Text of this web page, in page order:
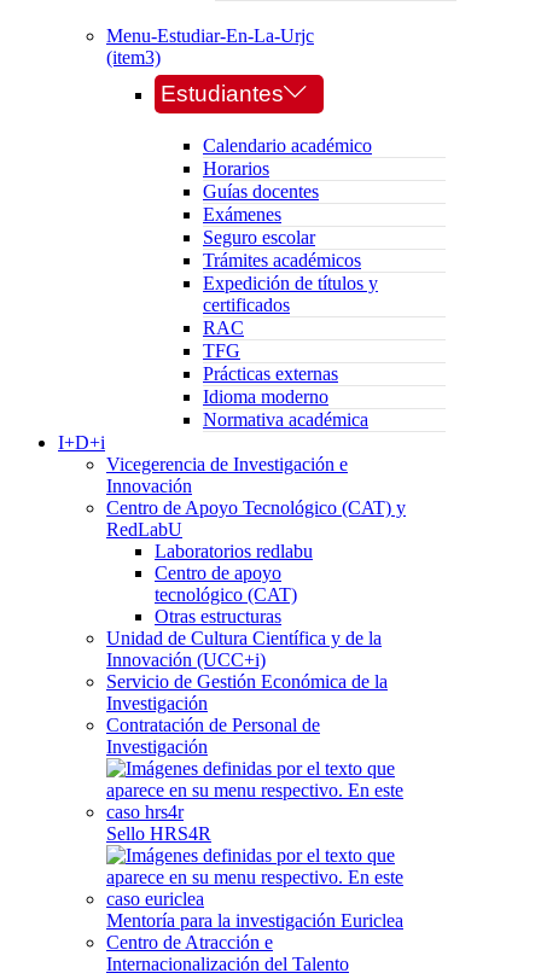
Menu-Estudiar-En-La-Urjc
(item3)
Estudiantes
Calendario académico
Horarios
Guías docentes
Exámenes
Seguro escolar
Trámites académicos
Expedición de títulos y
certificados
RAC
TFG
Prácticas externas
Idioma moderno
Normativa académica
I+D+i
Vicegerencia de Investigación e
Innovación
Centro de Apoyo Tecnológico (CAT) y
RedLabU
Laboratorios redlabu
Centro de apoyo
tecnológico (CAT)
Otras estructuras
Unidad de Cultura Científica y de la
Innovación (UCC+i)
Servicio de Gestión Económica de la
Investigación
Contratación de Personal de
Investigación
Sello HRS4R
Mentoría para la investigación Euriclea
Centro de Atracción e
Internacionalización del Talento